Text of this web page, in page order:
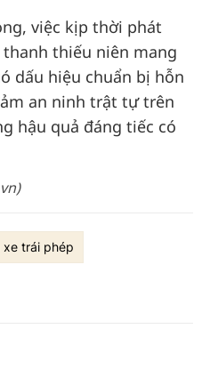
việc kịp thời phát
thiếu niên mang
dấu hiệu chuẩn bị hỗn
an ninh trật tự trên
hậu quả đáng tiếc có
xe trái phép